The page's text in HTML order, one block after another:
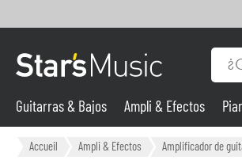
Guitarras & Bajos
Guitarras & Bajos Ampli & Efectos
Accueil Ampli & Efectos Amplificador de